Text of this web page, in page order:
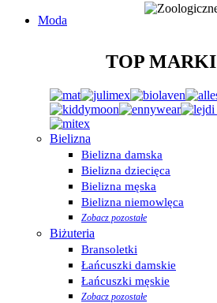
Moda
TOP MARKI
Bielizna
Bielizna damska
Bielizna dziecięca
Bielizna męska
Bielizna niemowlęca
Zobacz pozostałe
Biżuteria
Bransoletki
Łańcuszki damskie
Łańcuszki męskie
Zobacz pozostałe